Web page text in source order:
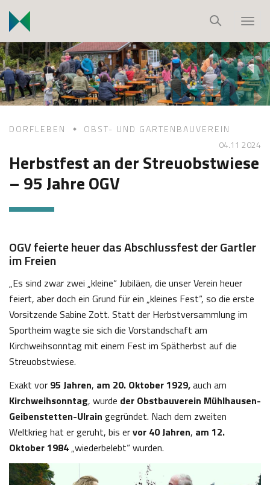
i
p
t
o
c
T
o
g
g
l
e
v
i
o
DORFLEBEN
OBST- UND GARTENBAUVEREIN
04.11 2024
Herbstfest an der Streuobstwiese
– 95 Jahre OGV
OGV feierte heuer das Abschlussfest der Gartler
im Freien
„Es sind zwar zwei „kleine“ Jubiläen, die unser Verein heuer
feiert, aber doch ein Grund für ein „kleines Fest“, so die erste
Vorsitzende Sabine Zott. Statt der Herbstversammlung im
Sportheim wagte sie sich die Vorstandschaft am
Kirchweihsonntag mit einem Fest im Spätherbst auf die
Streuobstwiese.
Exakt vor 95 Jahren, am 20. Oktober 1929,auch am
Kirchweihsonntag, wurde der Obstbauverein Mühlhausen-
Geibenstetten-Ulrain gegründet. Nach dem zweiten
Weltkrieg hat er geruht, bis ervor 40 Jahren, am 12.
Oktober 1984„wiederbelebt“ wurden.